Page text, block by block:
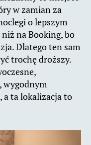
w zamian za
o lepszym
na Booking, bo
Dlatego ten sam
trochę droższy.
wygodnym
a ta lokalizacja to